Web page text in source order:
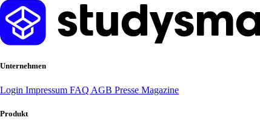
Unternehmen
Login Impressum FAQ AGB Presse Magazine
Produkt